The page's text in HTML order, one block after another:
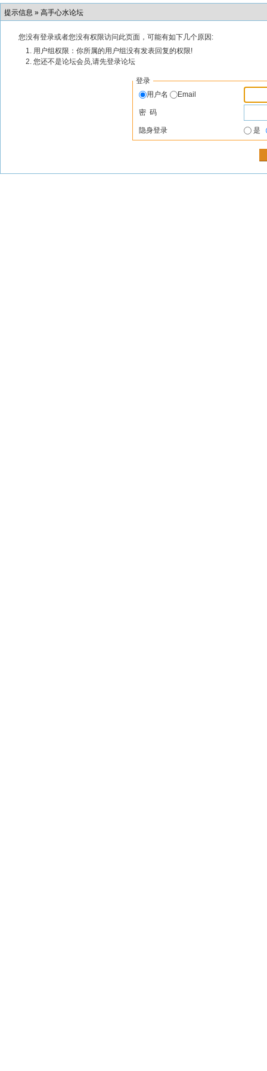
提示信息 » 高手心水论坛
您没有登录或者您没有权限访问此页面，可能有如下几个原因:
用户组权限：你所属的用户组没有发表回复的权限!
您还不是论坛会员,请先登录论坛
登录
用户名
Email
密 码
隐身登录 是